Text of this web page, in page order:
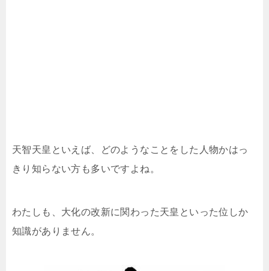
天智天皇といえば、どのようなことをした人物かはっ
きり知らない方も多いですよね。
わたしも、大化の改新に関わった天皇といった位しか
知識がありません。